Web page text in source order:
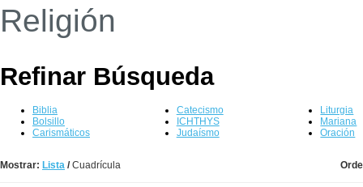
Religión
Refinar Búsqueda
Biblia
Bolsillo
Carismáticos
Catecismo
ICHTHYS
Judaísmo
Liturgia
Mariana
Oración
Mostrar: Lista /Cuadrícula